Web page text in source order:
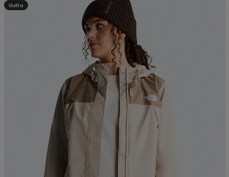
Uutta